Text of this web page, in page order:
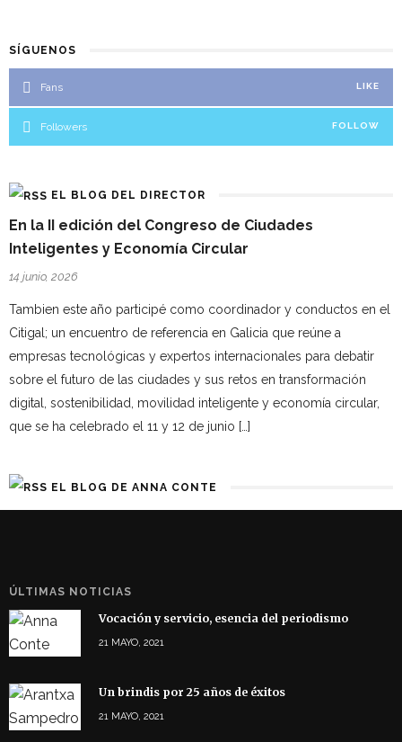
SÍGUENOS
Fans LIKE
Followers FOLLOW
EL BLOG DEL DIRECTOR
En la II edición del Congreso de Ciudades
Inteligentes y Economía Circular
14 junio, 2026
Tambien este año participé como coordinador y conductos en el
Citigal; un encuentro de referencia en Galicia que reúne a
empresas tecnológicas y expertos internacionales para debatir
sobre el futuro de las ciudades y sus retos en transformación
digital, sostenibilidad, movilidad inteligente y economía circular,
que se ha celebrado el 11 y 12 de junio […]
EL BLOG DE ANNA CONTE
ÚLTIMAS NOTICIAS
Vocación y servicio, esencia del periodismo
21 MAYO, 2021
Un brindis por 25 años de éxitos
21 MAYO, 2021